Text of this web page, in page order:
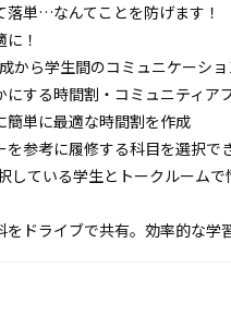
落単…なんてことを防げます！
！
ら学生間のコミュニケーショ
する時間割・コミュニティアプ
単に最適な時間割を作成
参考に履修する科目を選択で
している学生とトークルームで
ドライブで共有。効率的な学